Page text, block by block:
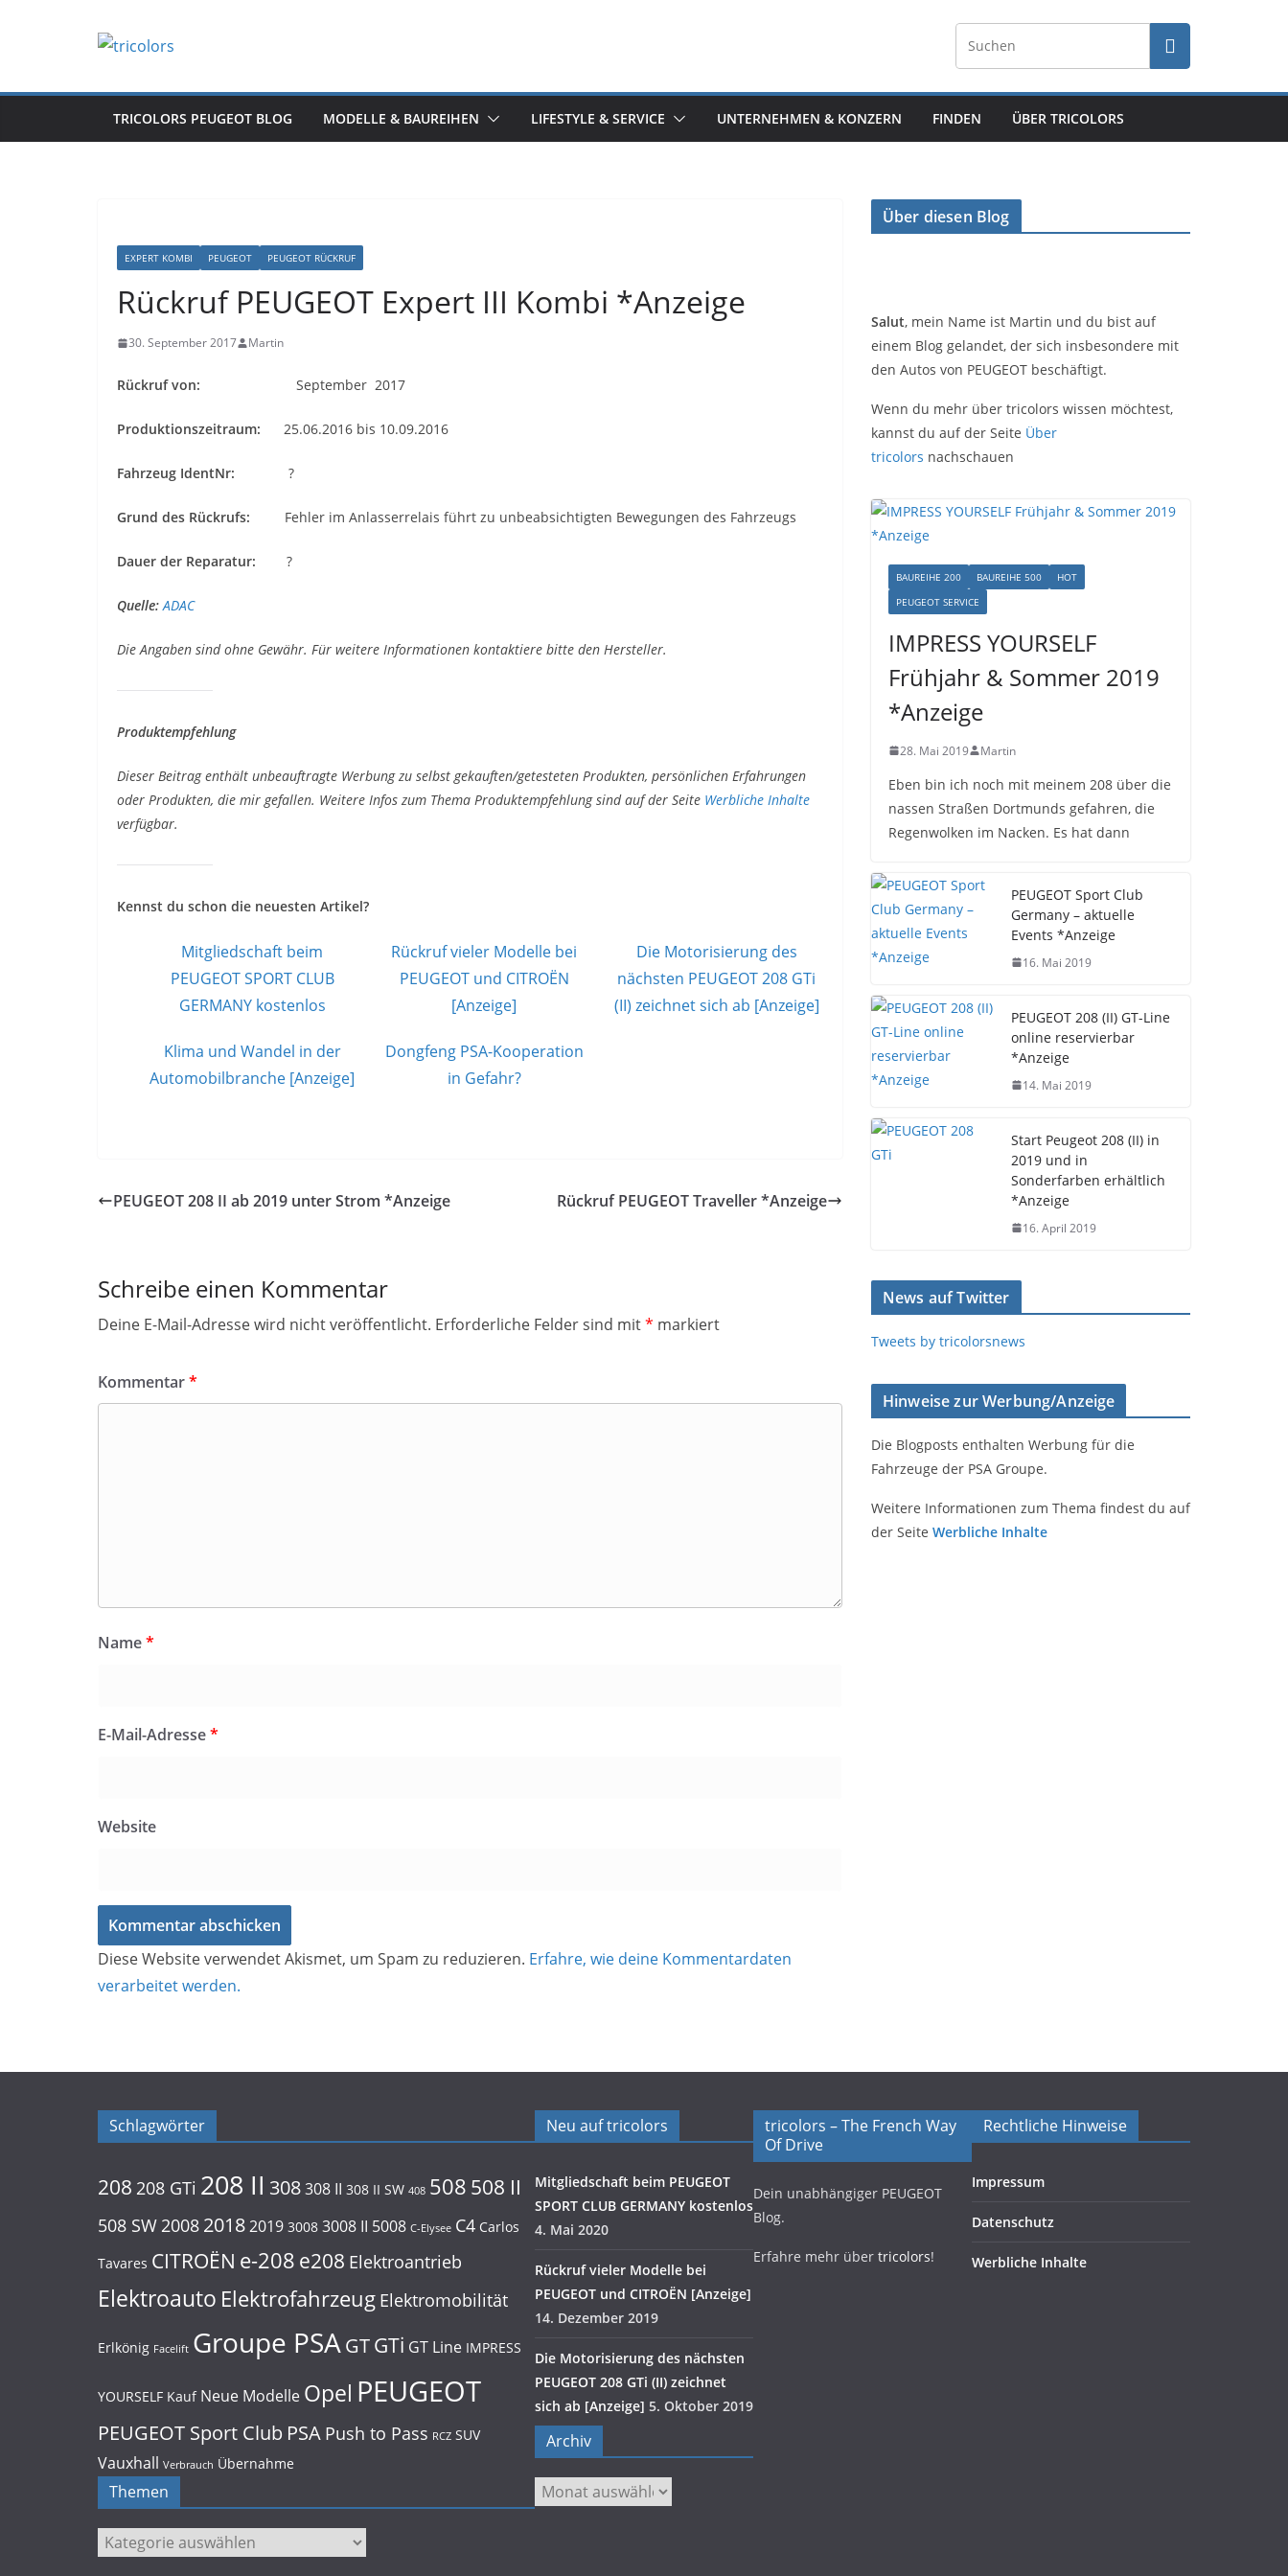
TRICOLORS PEUGEOT BLOG MODELLE & BAUREIHEN LIFESTYLE & SERVICE UNTERNEHMEN & KONZERN FINDEN ÜBER TRICOLORS
EXPERT KOMBI PEUGEOT PEUGEOT RÜCKRUF
Rückruf PEUGEOT Expert III Kombi *Anzeige
30. September 2017 Martin
Rückruf von: September 2017
Produktionszeitraum: 25.06.2016 bis 10.09.2016
Fahrzeug IdentNr: ?
Grund des Rückrufs: Fehler im Anlasserrelais führt zu unbeabsichtigten Bewegungen des Fahrzeugs
Dauer der Reparatur: ?
Quelle:ADAC
Die Angaben sind ohne Gewähr. Für weitere Informationen kontaktiere bitte den Hersteller.
Produktempfehlung
Dieser Beitrag enthält unbeauftragte Werbung zu selbst gekauften/getesteten Produkten, persönlichen Erfahrungen
oder Produkten, die mir gefallen. Weitere Infos zum Thema Produktempfehlung sind auf der Seite Werbliche Inhalte
verfügbar.
Kennst du schon die neuesten Artikel?
Mitgliedschaft beim
PEUGEOT SPORT CLUB
GERMANY kostenlos
Rückruf vieler Modelle bei
PEUGEOT und CITROËN
[Anzeige]
Die Motorisierung des
nächsten PEUGEOT 208 GTi
(II) zeichnet sich ab [Anzeige]
Klima und Wandel in der
Automobilbranche [Anzeige]
Dongfeng PSA-Kooperation
in Gefahr?
PEUGEOT 208 II ab 2019 unter Strom *Anzeige Rückruf PEUGEOT Traveller *Anzeige
Schreibe einen Kommentar
Deine E-Mail-Adresse wird nicht veröffentlicht. Erforderliche Felder sind mit* markiert
Kommentar*
Name*
E-Mail-Adresse*
Website
Diese Website verwendet Akismet, um Spam zu reduzieren. Erfahre, wie deine Kommentardaten
verarbeitet werden.
Über diesen Blog
Salut, mein Name ist Martin und du bist auf
einem Blog gelandet, der sich insbesondere mit
den Autos von PEUGEOT beschäftigt.
Wenn du mehr über tricolors wissen möchtest,
kannst du auf der Seite Über
tricolors nachschauen
BAUREIHE 200 BAUREIHE 500
HOT
PEUGEOT SERVICE
IMPRESS YOURSELF
Frühjahr & Sommer 2019
*Anzeige
28. Mai 2019 Martin
Eben bin ich noch mit meinem 208 über die
nassen Straßen Dortmunds gefahren, die
Regenwolken im Nacken. Es hat dann
PEUGEOT Sport Club
Germany – aktuelle
Events *Anzeige
16. Mai 2019
PEUGEOT 208 (II) GT-Line
online reservierbar
*Anzeige
14. Mai 2019
Start Peugeot 208 (II) in
2019 und in
Sonderfarben erhältlich
*Anzeige
16. April 2019
News auf Twitter
Tweets by tricolorsnews
Hinweise zur Werbung/Anzeige
Die Blogposts enthalten Werbung für die
Fahrzeuge der PSA Groupe.
Weitere Informationen zum Thema findest du auf
der Seite Werbliche Inhalte
Schlagwörter
208 208 GTi 208 II 308308 II 308 II SW 408 508 508 II
508 SW2008 20182019 3008 3008 II 5008 C-Elysee C4 Carlos
Tavares CITROËN e-208 e208 Elektroantrieb
Elektroauto Elektrofahrzeug Elektromobilität
Erlkönig Facelift Groupe PSAGTGTi GT Line IMPRESS
YOURSELF Kauf Neue Modelle Opel PEUGEOT
PEUGEOT Sport Club PSA Push to Pass RCZ SUV
Vauxhall Verbrauch Übernahme
Themen
Themen
Neu auf tricolors
Mitgliedschaft beim PEUGEOT
SPORT CLUB GERMANY kostenlos
4. Mai 2020
Rückruf vieler Modelle bei
PEUGEOT und CITROËN [Anzeige]
14. Dezember 2019
Die Motorisierung des nächsten
PEUGEOT 208 GTi (II) zeichnet
sich ab [Anzeige] 5. Oktober 2019
Archiv
Archiv
tricolors – The French Way
Of Drive
Dein unabhängiger PEUGEOT
Blog.
Erfahre mehr über tricolors!
Rechtliche Hinweise
Impressum
Datenschutz
Werbliche Inhalte